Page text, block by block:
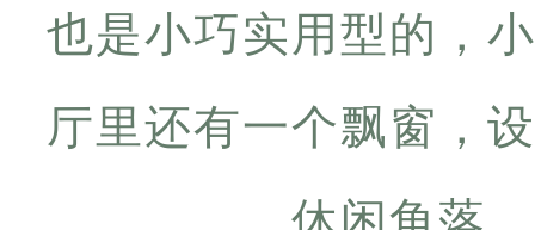
也是小巧实用型的，
厅里还有一个飘窗，
休闲角落